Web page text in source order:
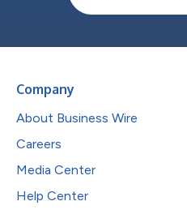
Company
About Business Wire
Careers
Media Center
Help Center